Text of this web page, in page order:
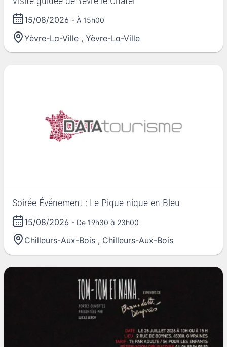
15/08/2026 - À 15h00
Yèvre-La-Ville , Yèvre-La-Ville
Soirée Événement : Le Pique-nique en Bleu
15/08/2026 - De 19h30 à 23h00
Chilleurs-Aux-Bois , Chilleurs-Aux-Bois